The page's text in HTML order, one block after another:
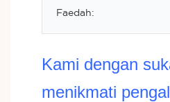
Faedah:
Kami dengan
menikmati